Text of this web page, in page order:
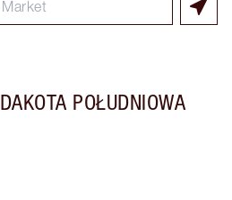
DAKOTA POŁUDNIOWA